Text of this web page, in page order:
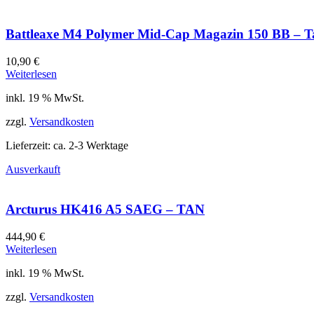
Battleaxe M4 Polymer Mid-Cap Magazin 150 BB –
10,90 €
Weiterlesen
inkl. 19 % MwSt.
zzgl. Versandkosten
Lieferzeit: ca. 2-3 Werktage
Ausverkauft
Arcturus HK416 A5 SAEG – TAN
444,90 €
Weiterlesen
inkl. 19 % MwSt.
zzgl. Versandkosten